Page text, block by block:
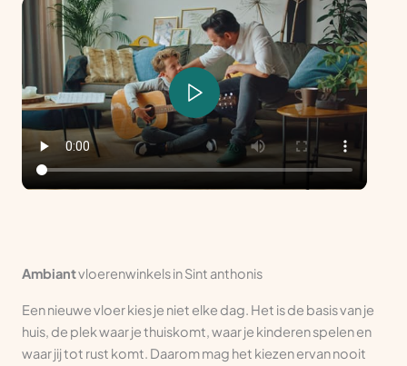
Ambiantvloerenwinkels in Sint anthonis
Een nieuwe vloer kies je niet elke dag. Het is de basis van je
huis, de plek waar je thuiskomt, waar je kinderen spelen en
waar jij tot rust komt. Daarom mag het kiezen ervan nooit